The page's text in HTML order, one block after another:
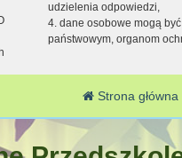
udzielenia odpowiedzi,
4. dane osobowe mogą
państwowym, organom
Strona główna